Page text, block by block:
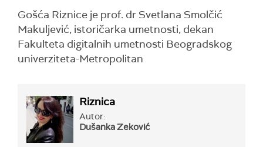
Gošća Riznice je prof. dr Svetlana Smolčić
Makuljević, istoričarka umetnosti, dekan
Fakulteta digitalnih umetnosti Beogradskog
univerziteta-Metropolitan
Riznica
Autor:
Dušanka Zeković